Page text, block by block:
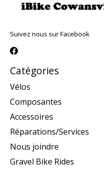
Suivez nous sur Facebook
Catégories
Vélos
Composantes
Accessoires
Réparations/Services
Nous joindre
Gravel Bike Rides